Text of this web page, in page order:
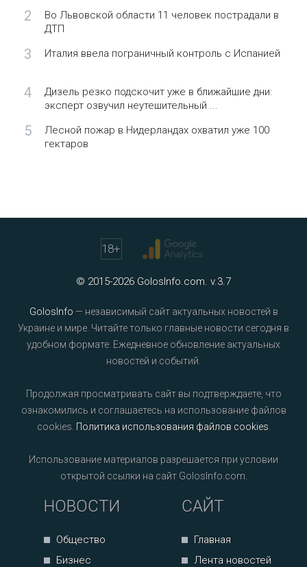
2
Во Львовской области 11 человек пострадали в
ДТП
3 Италия ввела пограничный контроль с Испанией
4
Дизель резко подскочит уже в ближайшие дни:
эксперт озвучил неутешительный ...
5
Лесной пожар в Нидерландах охватил уже 100
гектаров
18+
© 2015-2026 GolosInfo.com. v.3.7
GolosInfo — независимый сайт актуальных новостей в
Украине и мире. Читайте только главные новости сегодня в
удобном формате. Ежедневное обновление актуальных
новостей и событий.
Продолжая просматривать сайт вы подтверждаете, что
ознакомились и соглашаетесь на использование файлов
cookies. Политика использования файлов cookies
Использование материалов разрешается при условии
открытой ссылки на сайт GolosInfo.com.
НОВОСТИ
Общество
Бизнес
САЙТ
Главная
Лента новостей